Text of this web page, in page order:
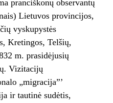
pranciškonų observantų
Lietuvos provincijos,
vyskupystės
Kretingos, Telšių,
m. prasidėjusių
Vizitacijų
„migracija”’
ir tautinė sudėtis,